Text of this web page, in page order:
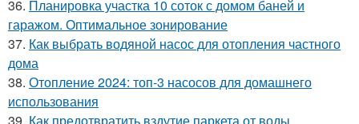
36. Планировка участка 10 соток с домом баней и
гаражом. Оптимальное зонирование
37. Как выбрать водяной насос для отопления частного
дома
38. Отопление 2024: топ-3 насосов для домашнего
использования